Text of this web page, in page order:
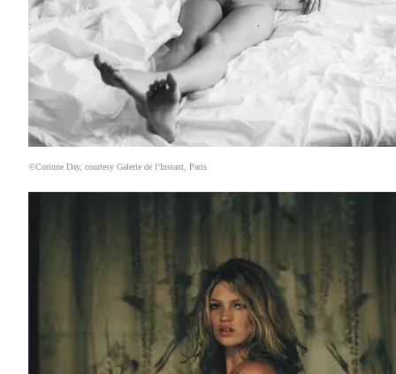
©Corinne Day, courtesy Galerie de l’Instant, Paris